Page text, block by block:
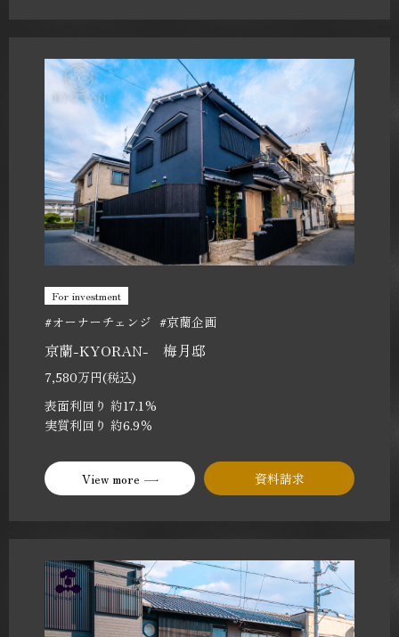
For investment
#オーナーチェンジ #京蘭企画
京蘭-KYORAN- 梅月邸
7,580万円(税込)
表面利回り 約17.1%
実質利回り 約6.9％
View more 資料請求